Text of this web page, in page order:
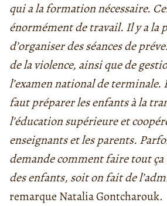
qui a la formation nécessaire.
énormément de travail. Il y a la
d’organiser des séances de
de la violence, ainsi que de
l’examen national de terminale.
faut préparer les enfants à la
l’éducation supérieure et
enseignants et les parents.
demande comment faire tout ça
des enfants, soit on fait de
remarque Natalia Gontcharouk.